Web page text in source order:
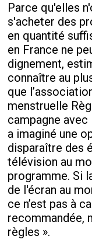
Parce qu'elles
s'acheter des
en quantité
en France ne
dignement,
connaître au
que
menstruelle
campagne avec
a imaginé une
disparaître des
télévision au
programme. Si
de l'écran au
ce n’est pas à
recommandée,
règles ».